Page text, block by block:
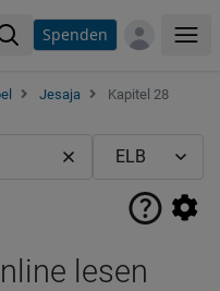
Spenden
Jesaja
Kapitel 28
lesen